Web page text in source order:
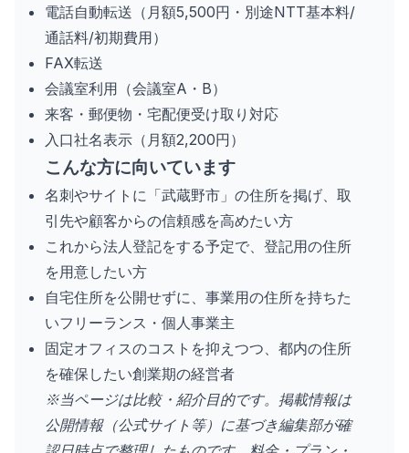
電話自動転送（月額5,500円・別途NTT基本料/
通話料/初期費用）
FAX転送
会議室利用（会議室A・B）
来客・郵便物・宅配便受け取り対応
入口社名表示（月額2,200円）
こんな方に向いています
名刺やサイトに「武蔵野市」の住所を掲げ、取
引先や顧客からの信頼感を高めたい方
これから法人登記をする予定で、登記用の住所
を用意したい方
自宅住所を公開せずに、事業用の住所を持ちた
いフリーランス・個人事業主
固定オフィスのコストを抑えつつ、都内の住所
を確保したい創業期の経営者
※当ページは比較・紹介目的です。掲載情報は
公開情報（公式サイト等）に基づき編集部が確